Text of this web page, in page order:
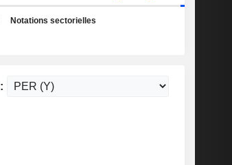
Notations sectorielles